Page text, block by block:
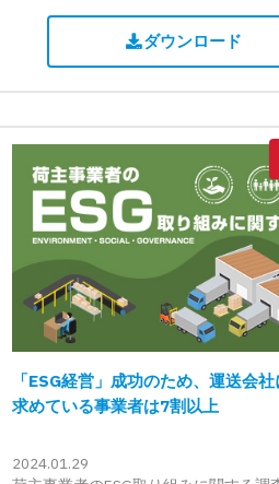
ダウンロード
「ESG経営」成功のため、運送会
求めている事業者は7割以上
2024.01.29